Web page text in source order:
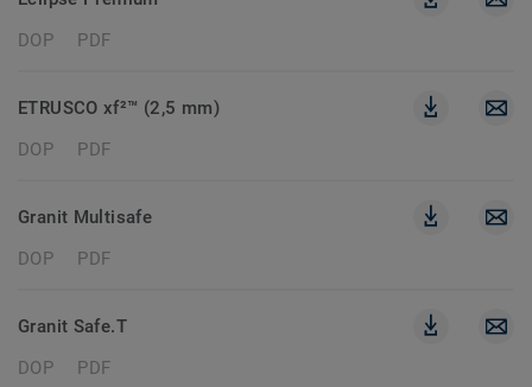
DOP
PDF
ETRUSCO xf²™ (2,5 mm)
DOP
PDF
Granit Multisafe
DOP
PDF
Granit Safe.T
DOP
PDF